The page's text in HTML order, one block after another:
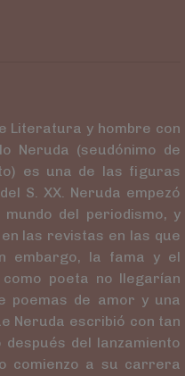
Literatura y hombre con
Neruda (seudónimo de
es una de las figuras
S. XX. Neruda empezó
del periodismo, y
las revistas en las que
embargo, la fama y el
poeta no llegarían
poemas de amor y una
Neruda escribió con tan
del lanzamiento
comienzo a su carrera